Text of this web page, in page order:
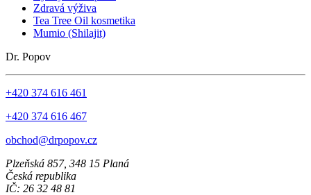
Zdravá výživa
Tea Tree Oil kosmetika
Mumio (Shilajit)
Dr. Popov
+420 374 616 461
+420 374 616 467
obchod@drpopov.cz
Plzeňská 857, 348 15 Planá
Česká republika
IČ: 26 32 48 81